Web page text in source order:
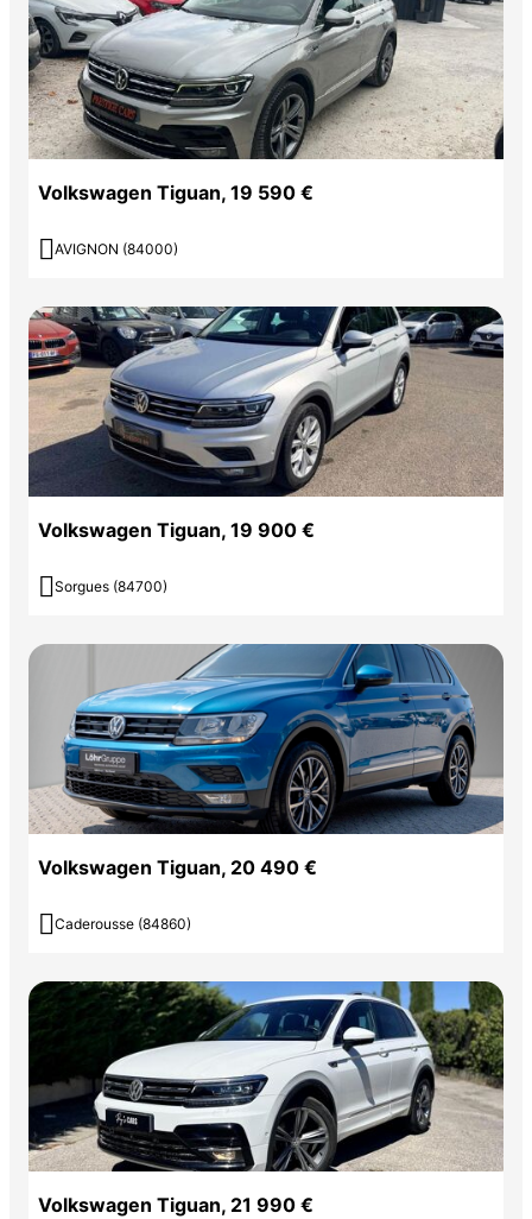
Volkswagen Tiguan, 19 590 €
 AVIGNON (84000)
Volkswagen Tiguan, 19 900 €
 Sorgues (84700)
Volkswagen Tiguan, 20 490 €
 Caderousse (84860)
Volkswagen Tiguan, 21 990 €